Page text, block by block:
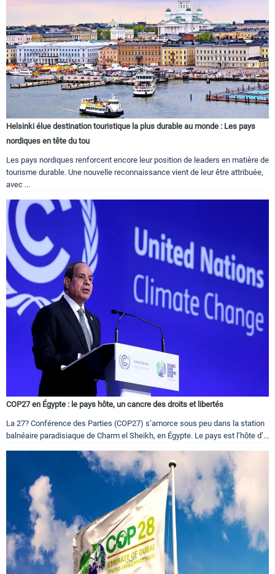
Helsinki élue destination touristique la plus durable au monde : Les pays
nordiques en tête du tou
Les pays nordiques renforcent encore leur position de leaders en matière de
tourisme durable. Une nouvelle reconnaissance vient de leur être attribuée,
avec ...
COP27 en Égypte : le pays hôte, un cancre des droits et libertés
La 27? Conférence des Parties (COP27) s’amorce sous peu dans la station
balnéaire paradisiaque de Charm el Sheikh, en Égypte. Le pays est l’hôte d’...